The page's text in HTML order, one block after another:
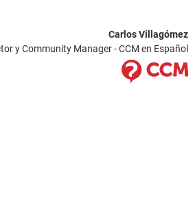
Carlos Villagómez
y Community Manager - CCM en Español